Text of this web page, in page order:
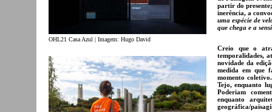
OHL21 Casa Azul | Imagem: Hugo David
partir do
inerência, a
uma espécie de
que chega e a
Creio que o
temporalidades,
novidade da
medida em que
momento
Tejo, enquanto
Poderiam
enquanto
geográfica/